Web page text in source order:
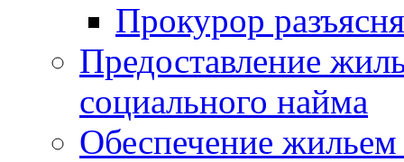
Прокурор
Предоставление
социального найма
Обеспечение